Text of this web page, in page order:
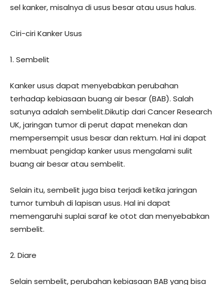
sel kanker, misalnya di usus besar atau usus halus.
Ciri-ciri Kanker Usus
1. Sembelit
Kanker usus dapat menyebabkan perubahan
terhadap kebiasaan buang air besar (BAB). Salah
satunya adalah sembelit.Dikutip dari Cancer Research
UK, jaringan tumor di perut dapat menekan dan
mempersempit usus besar dan rektum. Hal ini dapat
membuat pengidap kanker usus mengalami sulit
buang air besar atau sembelit.
Selain itu, sembelit juga bisa terjadi ketika jaringan
tumor tumbuh di lapisan usus. Hal ini dapat
memengaruhi suplai saraf ke otot dan menyebabkan
sembelit.
2. Diare
Selain sembelit, perubahan kebiasaan BAB yang bisa